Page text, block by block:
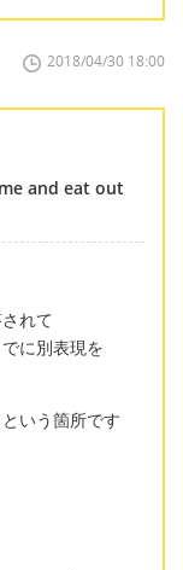
2018/04/30 18:00
and eat out
れて
に別表現を
いう箇所です